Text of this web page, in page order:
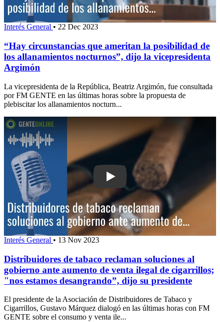
Interés General • 22 Dec 2023
“Hay circunstancias que ameritan la posibilidad de
los allanamientos nocturnos”, dijo la vicepresidenta
Argimón
La vicepresidenta de la República, Beatriz Argimón, fue consultada
por FM GENTE en las últimas horas sobre la propuesta de
plebiscitar los allanamientos nocturn...
Play: Distribuidores de tabaco
Interés General • 13 Nov 2023
Distribuidores de tabaco reclaman soluciones al
gobierno ante aumento de venta ilegal de cigarrillos;
"nos estamos desangrando”, dijo su presidente
El presidente de la Asociación de Distribuidores de Tabaco y
Cigarrillos, Gustavo Márquez dialogó en las últimas horas con FM
GENTE sobre el consumo y venta ile...